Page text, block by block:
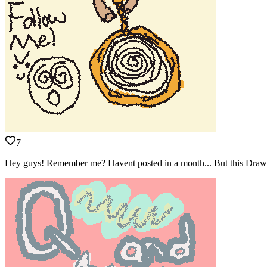
7
Hey guys! Remember me? Havent posted in a month... But this